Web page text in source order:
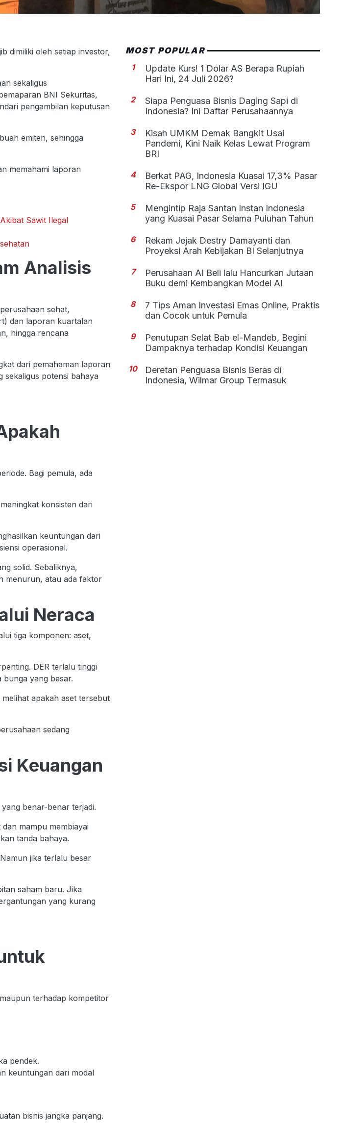
dimiliki oleh setiap investor,
sekaligus
BNI Sekuritas,
pengambilan keputusan
emiten, sehingga
memahami laporan
Sawit Ilegal
Analisis
sehat,
dan laporan kuartalan
hingga rencana
dari pemahaman laporan
sekaligus potensi bahaya
Bagi pemula, ada
konsisten dari
keuntungan dari
operasional.
solid. Sebaliknya,
menurun, atau ada faktor
Neraca
tiga komponen: aset,
DER terlalu tinggi
bunga yang besar.
apakah aset tersebut
sedang
Keuangan
benar-benar terjadi.
mampu membiayai
tanda bahaya.
jika terlalu besar
saham baru. Jika
yang kurang
terhadap kompetitor
pendek.
keuntungan dari modal
bisnis jangka panjang.
MOST POPULAR
1
Update Kurs! 1 Dolar AS Berapa Rupiah
Hari Ini, 24 Juli 2026?
2
Siapa Penguasa Bisnis Daging Sapi di
Indonesia? Ini Daftar Perusahaannya
3
Kisah UMKM Demak Bangkit Usai
Pandemi, Kini Naik Kelas Lewat Program
BRI
4
Berkat PAG, Indonesia Kuasai 17,3% Pasar
Re-Ekspor LNG Global Versi IGU
5
Mengintip Raja Santan Instan Indonesia
yang Kuasai Pasar Selama Puluhan Tahun
6
Rekam Jejak Destry Damayanti dan
Proyeksi Arah Kebijakan BI Selanjutnya
7
Perusahaan AI Beli lalu Hancurkan Jutaan
Buku demi Kembangkan Model AI
8
7 Tips Aman Investasi Emas Online, Praktis
dan Cocok untuk Pemula
9
Penutupan Selat Bab el-Mandeb, Begini
Dampaknya terhadap Kondisi Keuangan
10
Deretan Penguasa Bisnis Beras di
Indonesia, Wilmar Group Termasuk